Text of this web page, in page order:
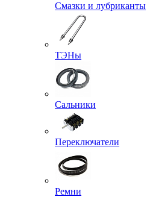
Смазки и лубриканты
ТЭНы
Сальники
Переключатели
Ремни